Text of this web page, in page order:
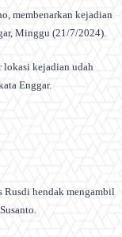
membenarkan kejadian
Minggu (21/7/2024).
lokasi kejadian udah
Enggar.
Rusdi hendak mengambil